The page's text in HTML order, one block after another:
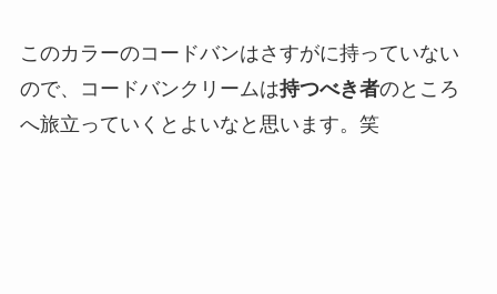
このカラーのコードバンはさすがに持っていない
ので、コードバンクリームは持つべき者のところ
へ旅立っていくとよいなと思います。笑